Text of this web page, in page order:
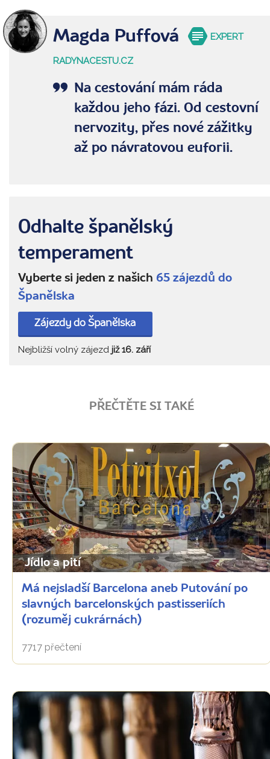
Magda Puffová EXPERT
RADYNACESTU.CZ
Na cestování mám ráda
každou jeho fázi. Od cestovní
nervozity, přes nové zážitky
až po návratovou euforii.
Odhalte španělský
temperament
Vyberte si jeden z našich 65 zájezdů do
Španělska
Zájezdy do Španělska
Nejbližší volný zájezd již 16. září
PŘEČTĚTE SI TAKÉ
Jídlo a pití
Má nejsladší Barcelona aneb Putování po
slavných barcelonských pastisseriích
(rozuměj cukrárnách)
7717 přečtení